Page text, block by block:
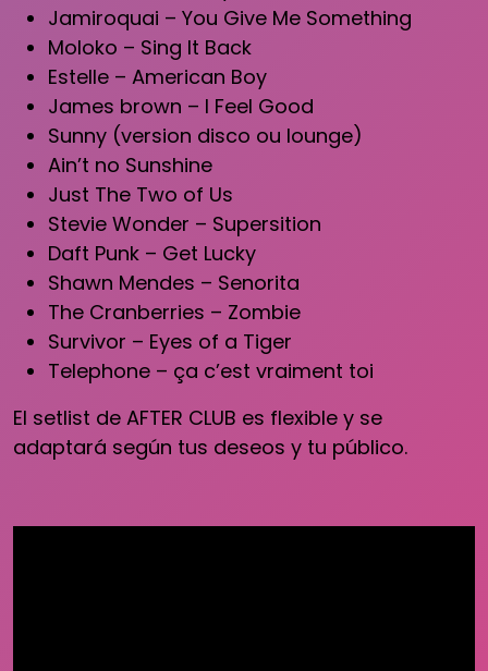
Jamiroquai – You Give Me Something
Moloko – Sing It Back
Estelle – American Boy
James brown – I Feel Good
Sunny (version disco ou lounge)
Ain’t no Sunshine
Just The Two of Us
Stevie Wonder – Supersition
Daft Punk – Get Lucky
Shawn Mendes – Senorita
The Cranberries – Zombie
Survivor – Eyes of a Tiger
Telephone – ça c’est vraiment toi
El setlist de AFTER CLUB es flexible y se
adaptará según tus deseos y tu público.